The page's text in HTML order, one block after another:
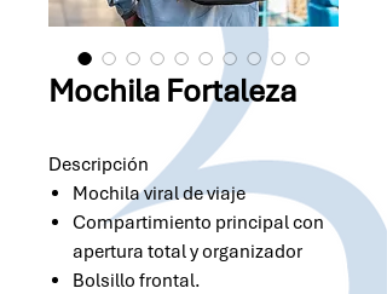
Mochila Fortaleza
Descripción
Mochila viral de viaje
Compartimiento principal con
apertura total y organizador
Bolsillo frontal.